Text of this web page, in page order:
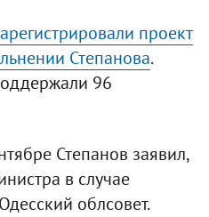
проект
Степанова.
96
Степанов заявил,
в случае
облсовет.